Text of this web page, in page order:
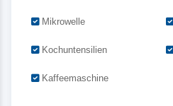
Mikrowelle
Kochuntensilien
Kaffeemaschine